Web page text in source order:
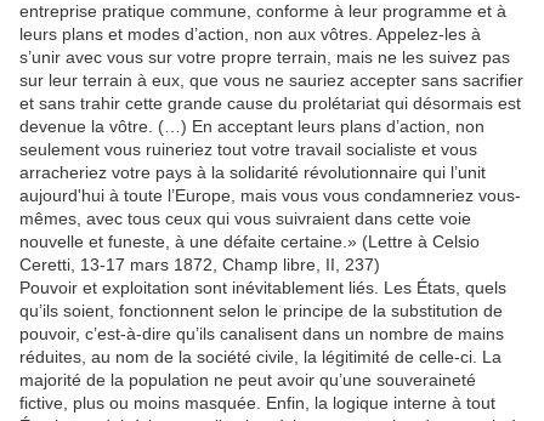
entreprise pratique commune, conforme à leur programme et à
leurs plans et modes d’action, non aux vôtres. Appelez-les à
s’unir avec vous sur votre propre terrain, mais ne les suivez pas
sur leur terrain à eux, que vous ne sauriez accepter sans sacrifier
et sans trahir cette grande cause du prolétariat qui désormais est
devenue la vôtre. (…) En acceptant leurs plans d’action, non
seulement vous ruineriez tout votre travail socialiste et vous
arracheriez votre pays à la solidarité révolutionnaire qui l’unit
aujourd'hui à toute l’Europe, mais vous vous condamneriez vous-
mêmes, avec tous ceux qui vous suivraient dans cette voie
nouvelle et funeste, à une défaite certaine.» (Lettre à Celsio
Ceretti, 13-17 mars 1872, Champ libre, II, 237)
Pouvoir et exploitation sont inévitablement liés. Les États, quels
qu’ils soient, fonctionnent selon le principe de la substitution de
pouvoir, c’est-à-dire qu’ils canalisent dans un nombre de mains
réduites, au nom de la société civile, la légitimité de celle-ci. La
majorité de la population ne peut avoir qu’une souveraineté
fictive, plus ou moins masquée. Enfin, la logique interne à tout